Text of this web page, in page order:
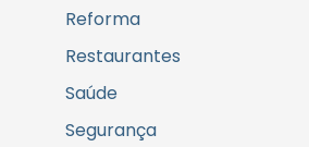
Reforma
Restaurantes
Saúde
Segurança